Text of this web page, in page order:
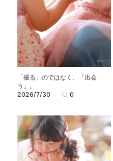
「撮る」のではなく、「出会
う」。
2026/7/30
0